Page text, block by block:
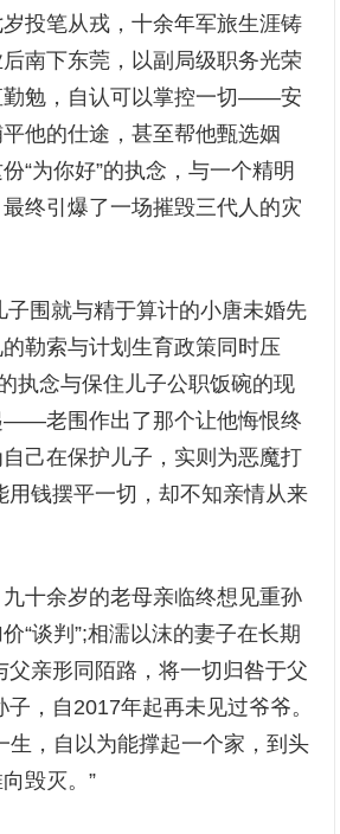
投笔从戎，十余年军旅生涯铸
南下东莞，以副局级职务光荣
勤勉，自认可以掌控一切——安
他的仕途，甚至帮他甄选姻
“为你好”的执念，与一个精明
终引爆了一场摧毁三代人的灾
围就与精于算计的小唐未婚先
勒索与计划生育政策同时压
执念与保住儿子公职饭碗的现
——老围作出了那个让他悔恨终
己在保护儿子，实则为恶魔打
用钱摆平一切，却不知亲情从来
余岁的老母亲临终想见重孙
“谈判”;相濡以沫的妻子在长期
父亲形同陌路，将一切归咎于父
，自2017年起再未见过爷爷。
生，自以为能撑起一个家，到头
毁灭。”